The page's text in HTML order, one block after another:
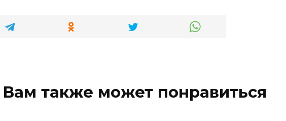
Вам также может понравиться